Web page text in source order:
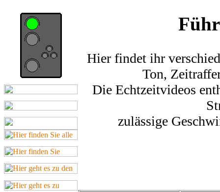
Hier findet ihr
Ton,
Die Echtzeitvideos
zulässige